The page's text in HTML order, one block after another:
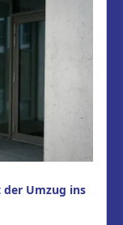
Umzug ins